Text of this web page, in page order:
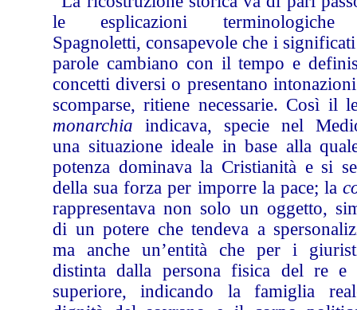
le esplicazioni terminologiche
Spagnoletti, consapevole che i
parole cambiano con il tempo e
concetti diversi o presentano
scomparse, ritiene necessarie. Così il
monarchia indicava, specie nel
una situazione ideale in base alla
potenza dominava la Cristianità e si
della sua forza per imporre la pace; la
rappresentava non solo un oggetto,
di un potere che tendeva a
ma anche un’entità che per i
distinta dalla persona fisica del re
superiore, indicando la famiglia